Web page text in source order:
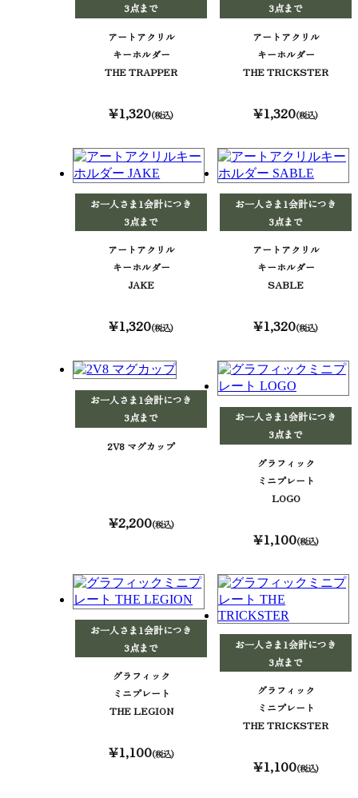
3点まで
アートアクリル
キーホルダー
THE TRAPPER
¥1,320(税込)
3点まで
アートアクリル
キーホルダー
THE TRICKSTER
¥1,320(税込)
お一人さま1会計につき
3点まで
アートアクリル
キーホルダー
JAKE
¥1,320(税込)
お一人さま1会計につき
3点まで
アートアクリル
キーホルダー
SABLE
¥1,320(税込)
お一人さま1会計につき
3点まで
2V8 マグカップ
¥2,200(税込)
お一人さま1会計につき
3点まで
グラフィック
ミニプレート
LOGO
¥1,100(税込)
お一人さま1会計につき
3点まで
グラフィック
ミニプレート
THE LEGION
¥1,100(税込)
お一人さま1会計につき
3点まで
グラフィック
ミニプレート
THE TRICKSTER
¥1,100(税込)